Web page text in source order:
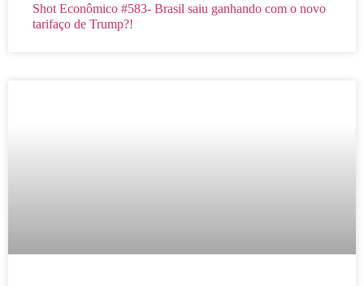
Shot Econômico #583- Brasil saiu ganhando com o novo
tarifaço de Trump?!